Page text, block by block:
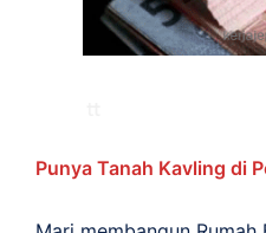
Punya Tanah Kavling di